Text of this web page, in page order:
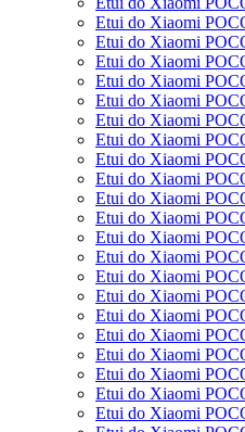
Etui do Xiaomi
Etui do Xiaomi
Etui do Xiaomi
Etui do Xiaomi
Etui do Xiaomi
Etui do Xiaomi
Etui do Xiaomi
Etui do Xiaomi
Etui do Xiaomi
Etui do Xiaomi
Etui do Xiaomi
Etui do Xiaomi
Etui do Xiaomi
Etui do Xiaomi
Etui do Xiaomi
Etui do Xiaomi
Etui do Xiaomi
Etui do Xiaomi
Etui do Xiaomi
Etui do Xiaomi
Etui do Xiaomi